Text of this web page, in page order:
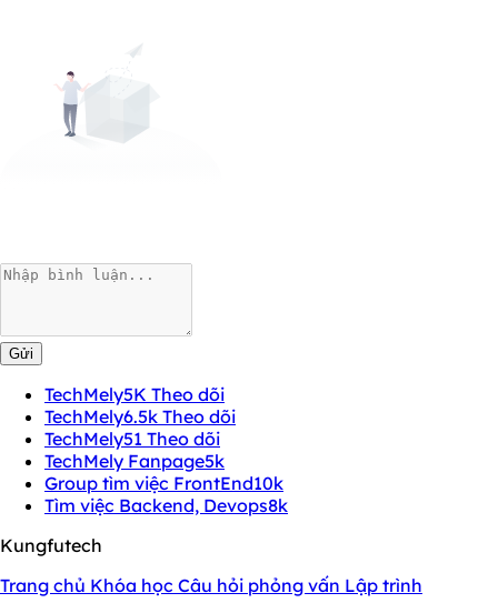
Gửi
TechMely5K Theo dõi
TechMely6.5k Theo dõi
TechMely51 Theo dõi
TechMely Fanpage5k
Group tìm việc FrontEnd10k
Tìm việc Backend, Devops8k
Kungfutech
Trang chủ Khóa học Câu hỏi phỏng vấn Lập trình